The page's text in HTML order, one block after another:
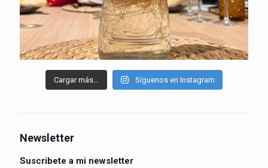
Cargar más… Síguenos en Instagram
Newsletter
Suscribete a mi newsletter